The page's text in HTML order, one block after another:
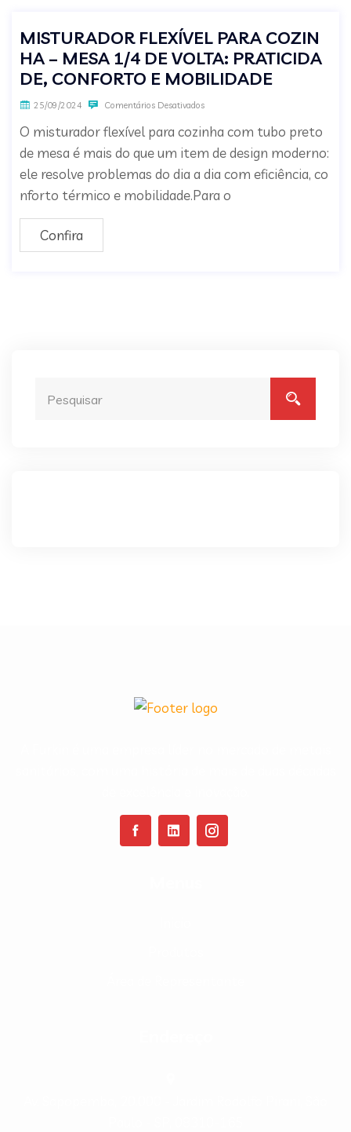
MISTURADOR FLEXÍVEL PARA COZIN
HA – MESA 1/4 DE VOLTA: PRATICIDA
DE, CONFORTO E MOBILIDADE
25/09/2024 Comentários Desativados
O misturador flexível para cozinha com tubo preto
de mesa é mais do que um item de design moderno:
ele resolve problemas do dia a dia com eficiência, co
nforto térmico e mobilidade.Para o
Confira